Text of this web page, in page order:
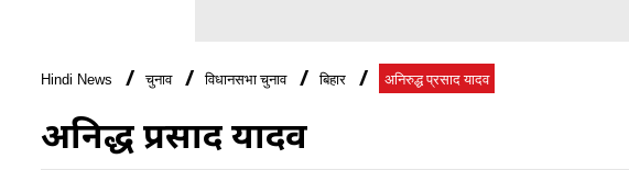
Hindi News चुनाव विधानसभा चुनाव बिहार अनिरुद्ध प्रसाद यादव
अनिरुद्ध प्रसाद यादव